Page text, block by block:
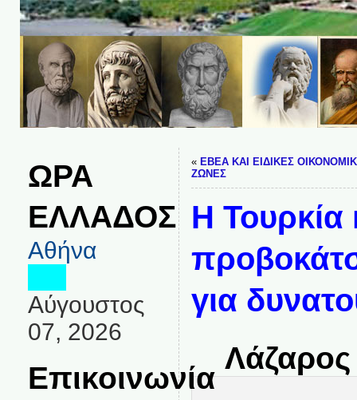
ΩΡΑ
ΕΛΛΑΔΟΣ
Αθήνα
Αύγουστος
07, 2026
Επικοινωνία
« ΕΒΕΑ ΚΑΙ ΕΙΔΙΚΕΣ
ΖΩΝΕΣ
Η Τουρκία
για
Λάζαρος